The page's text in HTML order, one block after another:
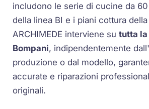
includono le serie di cucine da
della linea BI e i piani cottura
ARCHIMEDE interviene sututta la
Bompani, indipendentemente
produzione o dal modello,
accurate e riparazioni
originali.